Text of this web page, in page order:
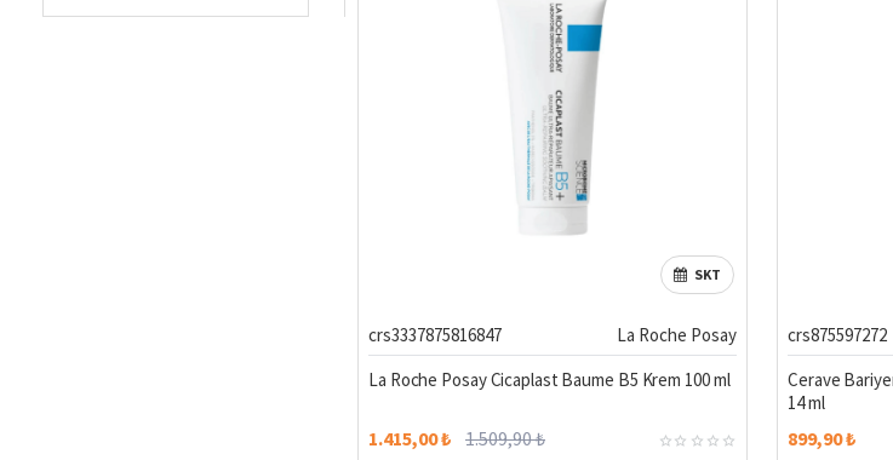
ve özel kampanyalar
ve güvenli alışveriş
Cildinizin Işıltısını Ortaya Çıkarın
Sağlıklı, nemli ve pürüzsüz bir cilt için ’daki yüz kremi
SKT
crs3337875816847
La Roche Posay
La Roche Posay Cicaplast Baume B5 Krem 100 ml
1.415,00 ₺ 1.509,90 ₺
crs875597272
Cerave
14 ml
899,90 ₺